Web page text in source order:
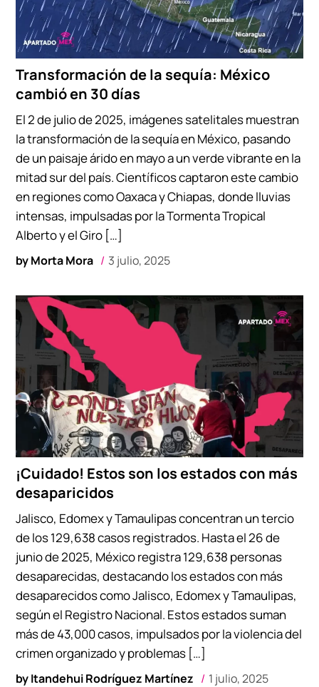
Transformación de la sequía: México
cambió en 30 días
byMorta Mora 3 julio, 2025
El 2 de julio de 2025, imágenes satelitales muestran
la transformación de la sequía en México, pasando
de un paisaje árido en mayo a un verde vibrante en la
mitad sur del país. Científicos captaron este cambio
en regiones como Oaxaca y Chiapas, donde lluvias
intensas, impulsadas por la Tormenta Tropical
Alberto y el Giro […]
¡Cuidado! Estos son los estados con más
desaparicidos
byItandehui Rodríguez Martínez 1 julio, 2025
Jalisco, Edomex y Tamaulipas concentran un tercio
de los 129,638 casos registrados. Hasta el 26 de
junio de 2025, México registra 129,638 personas
desaparecidas, destacando los estados con más
desaparecidos como Jalisco, Edomex y Tamaulipas,
según el Registro Nacional. Estos estados suman
más de 43,000 casos, impulsados por la violencia del
crimen organizado y problemas […]